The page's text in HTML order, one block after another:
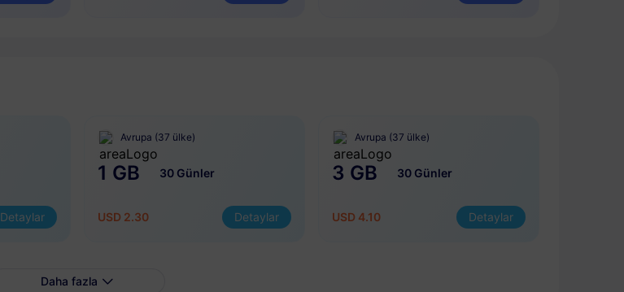
Detaylar
Avrupa (37 ülke)
1 GB 30 Günler
USD 2.30 Detaylar
Avrupa (37 ülke)
3 GB 30 Günler
USD 4.10 Detaylar
Daha fazla